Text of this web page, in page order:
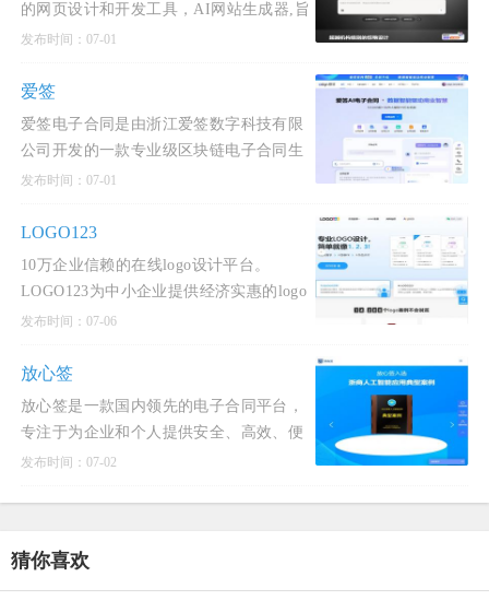
的网页设计和开发工具，AI网站生成器,旨
在通过对话式界面简化网站创建过程。用
需编程或设计经验即可快速创建个性化网
站。Wegic 支持多种类型
发布时间：07-01
爱签
爱签电子合同是由浙江爱签数字科技有限
公司开发的一款专业级区块链电子合同生
态服务产品，致力于为企业提供从合同签
服务。
发布时间：07-01
LOGO123
10万企业信赖的在线logo设计平台。
LOGO123为中小企业提供经济实惠的logo
设计服务。智能化设计公司logo，商标设
获得原创logo设计方案！
发布时间：07-06
放心签
放心签是一款国内领先的电子合同平台，
专注于为企业和个人提供安全、高效、便
捷的电子合同签署和管理服务。
发布时间：07-02
猜你喜欢